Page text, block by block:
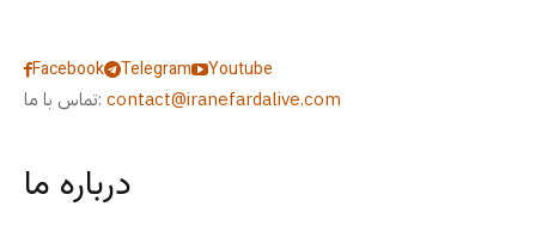
Facebook Telegram
Youtube
تماس با ما: contact@iranefardalive.com
درباره ما